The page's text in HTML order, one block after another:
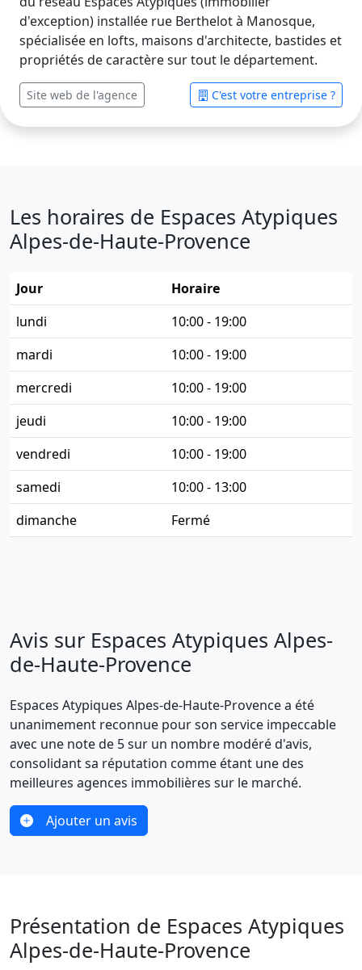
d'exception) installée rue Berthelot à Manosque,
spécialisée en lofts, maisons d'architecte, bastides et
propriétés de caractère sur tout le département.
Site web de l'agence C'est votre entreprise ?
Les horaires de Espaces Atypiques
Alpes-de-Haute-Provence
Jour
Horaire
lundi
10:00 - 19:00
mardi
10:00 - 19:00
mercredi
10:00 - 19:00
jeudi
10:00 - 19:00
vendredi
10:00 - 19:00
samedi
10:00 - 13:00
dimanche
Fermé
Avis sur Espaces Atypiques Alpes-
de-Haute-Provence
Espaces Atypiques Alpes-de-Haute-Provence a été
unanimement reconnue pour son service impeccable
avec une note de 5 sur un nombre modéré d'avis,
consolidant sa réputation comme étant une des
meilleures agences immobilières sur le marché.
Ajouter un avis
Présentation de Espaces Atypiques
Alpes-de-Haute-Provence